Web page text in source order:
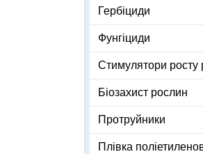
Гербіциди
Фунгіциди
Стимулятори росту
Біозахист рослин
Протруйники
Плівка